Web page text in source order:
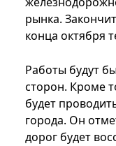
рынка.
конца октября
Работы будут
сторон. Кроме
будет
города. Он
дорог будет